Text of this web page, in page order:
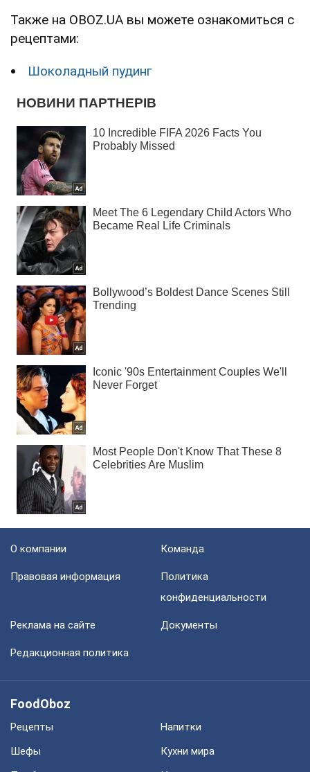
Также на OBOZ.UA вы можете ознакомиться с
рецептами:
Шоколадный пудинг
О компании Команда
Правовая информация
Политика
конфиденциальности
Реклама на сайте Документы
Редакционная политика
FoodOboz
Рецепты
Напитки
Шефы
Кухни мира